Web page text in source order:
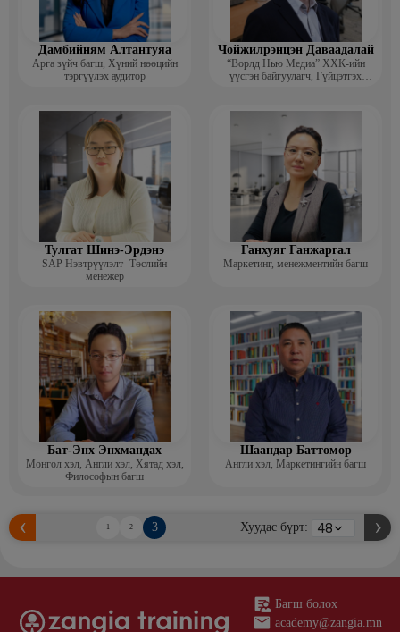
Дамбийням Алтантуяа
Арга зүйч багш, Хүний нөөцийн
тэргүүлэх аудитор
Чойжилрэнцэн Даваадалай
“Ворлд Нью Медиа” ХХК-ийн
үүсгэн байгуулагч, Гүйцэтгэх
Тулгат Шинэ-Эрдэнэ
SAP Нэвтрүүлэлт -Төслийн
менежер
Ганхуяг Ганжаргал
Маркетинг, менежментийн багш
Бат-Энх Энхмандах
Монгол хэл, Англи хэл, Хятад хэл,
Философын багш
Шаандар Баттөмөр
Англи хэл, Маркетингийн багш
1 2 3 Хуудас бүрт:
Багш болох
academy@zangia.mn